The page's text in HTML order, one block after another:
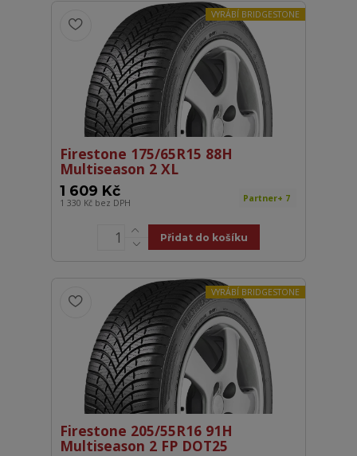
VYRÁBÍ BRIDGESTONE
Firestone 175/65R15 88H
Multiseason 2 XL
1 609 Kč
1 330 Kč bez DPH Partner+ 7
Přidat do košíku
VYRÁBÍ BRIDGESTONE
Firestone 205/55R16 91H
Multiseason 2 FP DOT25